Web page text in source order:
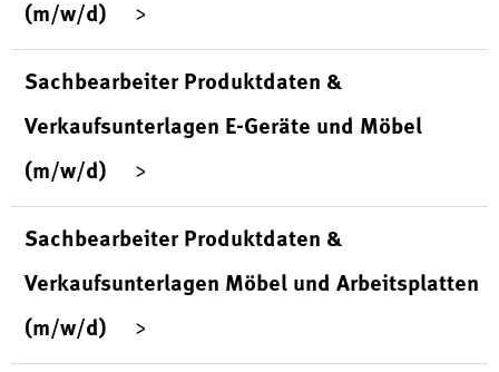
(m/w/d)
Sachbearbeiter Produktdaten &
Verkaufsunterlagen E-Geräte und Möbel
(m/w/d)
Sachbearbeiter Produktdaten &
Verkaufsunterlagen Möbel und Arbeitsplatten
(m/w/d)